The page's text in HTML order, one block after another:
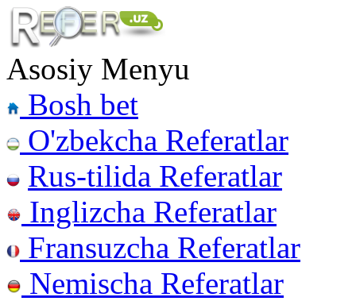
Asosiy Menyu
Bosh bet
O'zbekcha Referatlar
Rus-tilida Referatlar
Inglizcha Referatlar
Fransuzcha Referatlar
Nemischa Referatlar